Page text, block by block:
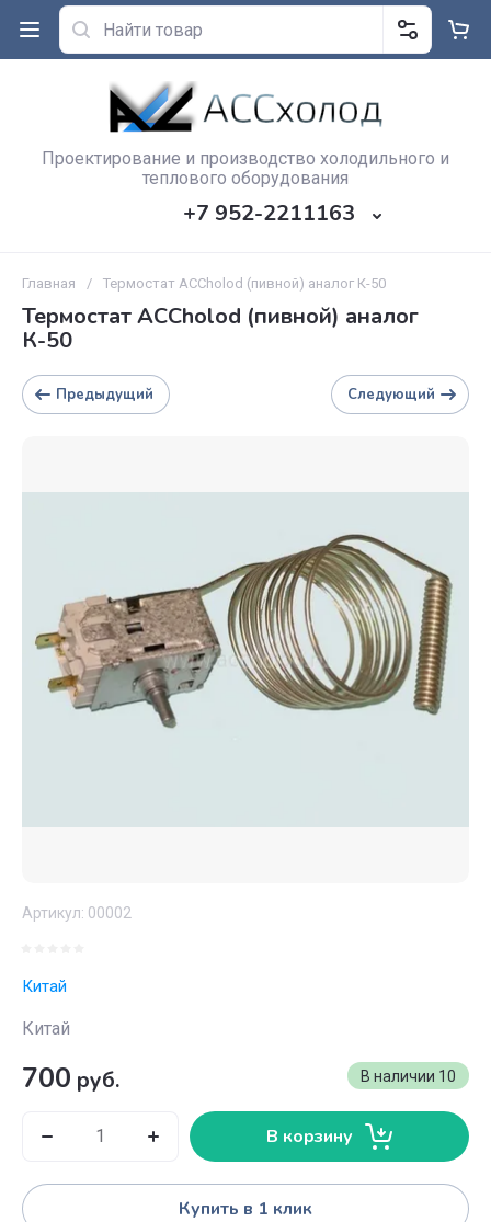
Проектирование и производство холодильного и
теплового оборудования
+7 952-2211163
Главная / Термостат ACCholod (пивной) аналог К-50
Термостат ACCholod (пивной) аналог
К-50
Предыдущий Следующий
Артикул: 00002
Китай
Китай
В наличии 10
700 руб.
В корзину
Купить в 1 клик